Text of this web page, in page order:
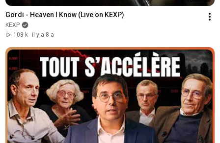
Gordi - Heaven I Know (Live on KEXP)
KEXP
103 k
il y a 8 a